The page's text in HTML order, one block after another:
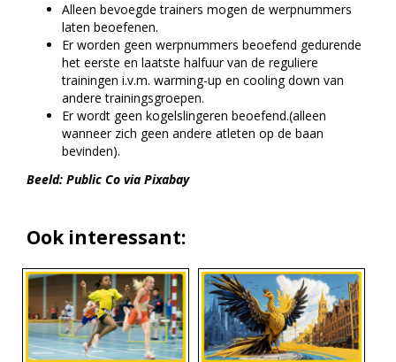
Alleen bevoegde trainers mogen de werpnummers
laten beoefenen.
Er worden geen werpnummers beoefend gedurende
het eerste en laatste halfuur van de reguliere
trainingen i.v.m. warming-up en cooling down van
andere trainingsgroepen.
Er wordt geen kogelslingeren beoefend.(alleen
wanneer zich geen andere atleten op de baan
bevinden).
Beeld: Public Co via Pixabay
Ook interessant: